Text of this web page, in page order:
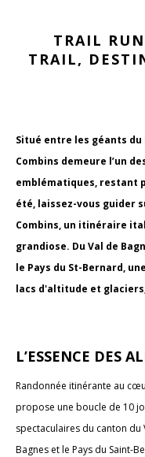
TRAIL
TRAIL,
Situé entre les géants
Combins demeure l’un
emblématiques, restant
été, laissez-vous guider
Combins, un itinéraire
grandiose. Du Val de
le Pays du St-Bernard,
lacs d'altitude et
L’ESSENCE DES
Randonnée itinérante au
propose une boucle de 10
spectaculaires du canton du
Bagnes et le Pays du Saint-